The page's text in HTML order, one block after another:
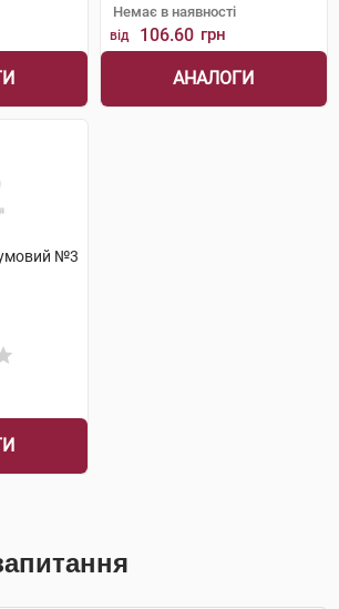
Немає в наявності
від 106.60 грн
АНАЛОГИ
№3